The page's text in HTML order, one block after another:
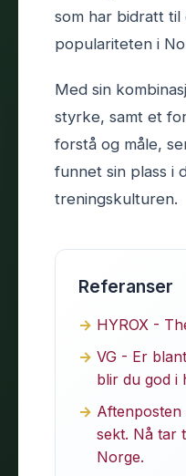
som har bidratt
populariteten i
Med sin
styrke, samt et
forstå og måle,
funnet sin plass i
treningskulturen.
Referanser
HYROX -
VG - Er
blir du god i
sekt. Nå tar
Norge.